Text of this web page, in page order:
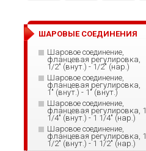
ШАРОВЫЕ СОЕДИНЕНИЯ
Шаровое соединение,
фланцевая регулировка,
1/2" (внут.) - 1/2" (нар.)
Шаровое соединение,
фланцевая регулировка,
1" (внут.) - 1" (внут.)
Шаровое соединение,
фланцевая регулировка, 1
1/4" (внут.) - 1 1/4" (нар.)
Шаровое соединение,
фланцевая регулировка, 1
1/2" (внут.) - 1 1/2" (нар.)